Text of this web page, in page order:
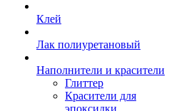
Клей
Лак полиуретановый
Наполнители и красители
Глиттер
Красители для
эпоксидки